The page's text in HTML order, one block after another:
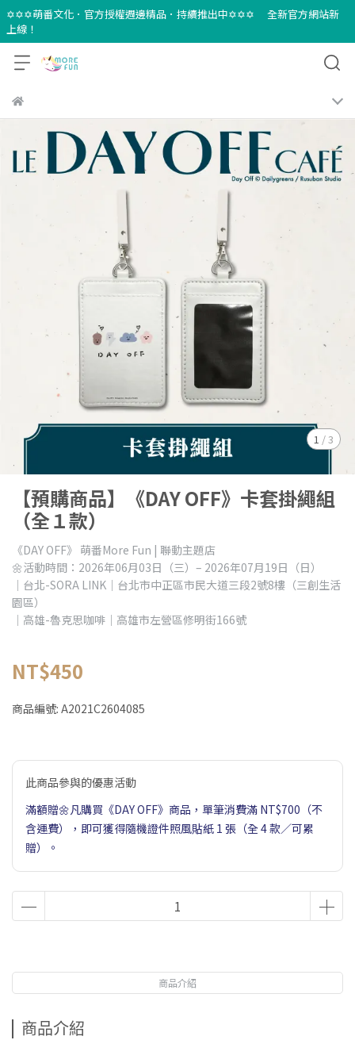
✡✡✡萌番文化．官方授權週邊精品．持續推出中✡✡✡ 全新官方網站新
上線！
1 /3
【預購商品】《DAY OFF》卡套掛繩組
（全１款）
《DAY OFF》 萌番More Fun | 聯動主題店
🌼活動時間：2026年06月03日（三）– 2026年07月19日（日）
｜台北-SORA LINK｜台北市中正區市民大道三段2號8樓（三創生活
園區）
｜高雄-魯克思咖啡｜高雄市左營區修明街166號
NT$450
商品編號: A2021C2604085
此商品參與的優惠活動
滿額贈🌼凡購買《DAY OFF》商品，單筆消費滿 NT$700（不
含運費），即可獲得隨機證件照風貼紙 1 張（全 4 款／可累
贈）。
商品介紹
商品介紹